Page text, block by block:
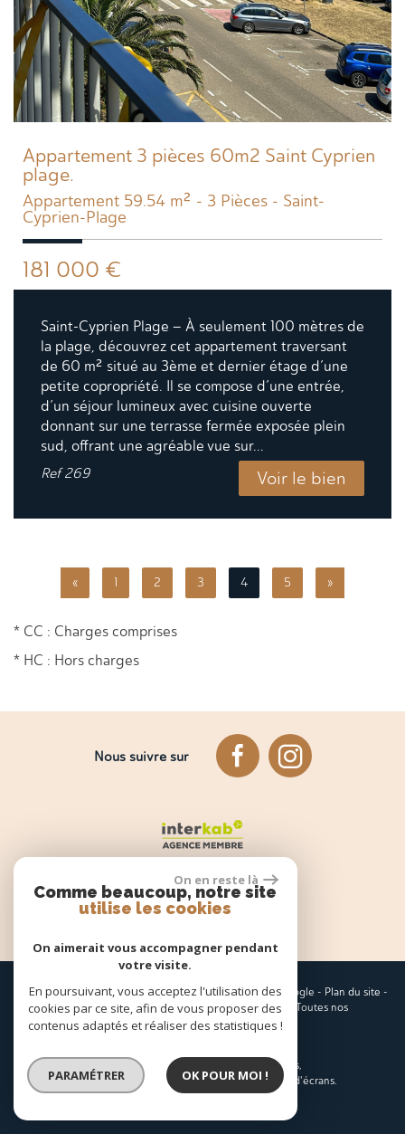
Appartement 3 pièces 60m2 Saint Cyprien
plage.
Appartement 59.54 m² - 3 Pièces - Saint-
Cyprien-Plage
181 000 €
Saint-Cyprien Plage – À seulement 100 mètres de
la plage, découvrez cet appartement traversant
de 60 m² situé au 3ème et dernier étage d’une
petite copropriété. Il se compose d’une entrée,
d’un séjour lumineux avec cuisine ouverte
donnant sur une terrasse fermée exposée plein
sud, offrant une agréable vue sur...
Ref269 Voir le bien
« 1 2 3 4 5 »
* CC : Charges comprises
* HC : Hors charges
Nous suivre sur
Espace propriétaire
© 2026 | Tous droits réservés | Traduction powered by Google - Plan du site -
Mentions légales- Nos honoraires-Partenaires-Admin
Toutes nos
annonces
Site internet compatible multi-supports,
un seul site adaptable à tous les types d'écrans.
On en reste là
Comme beaucoup, notre site
utilise les cookies
On aimerait vous accompagner pendant
votre visite.
En poursuivant, vous acceptez l'utilisation des
cookies par ce site, afin de vous proposer des
contenus adaptés et réaliser des statistiques !
PARAMÉTRER OK POUR MOI !